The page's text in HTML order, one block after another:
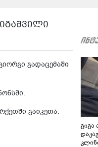
გადაცემაში
გაიკეთა.
გიგა